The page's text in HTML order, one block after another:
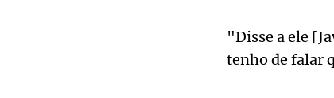
"Disse a ele
tenho de falar